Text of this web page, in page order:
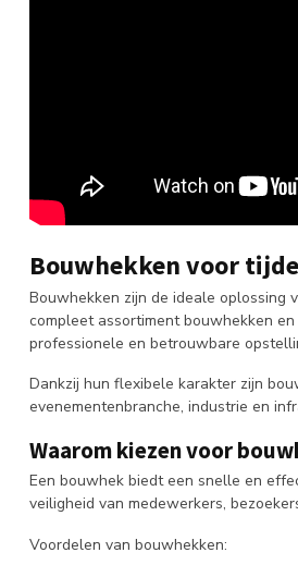
Bouwhekken voor
Bouwhekken zijn de ideale oplossing
compleet assortiment bouwhekken
professionele en betrouwbare
Dankzij hun flexibele karakter zijn
evenementenbranche, industrie en
Waarom kiezen voor
Een bouwhek biedt een snelle en
veiligheid van medewerkers,
Voordelen van bouwhekken: